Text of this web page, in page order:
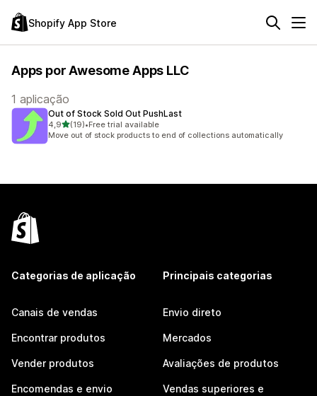
Shopify App Store
Apps por Awesome Apps LLC
1 aplicação
Out of Stock Sold Out PushLast
4,9de 5 estrelas
(19)
19 total de avaliações
•Free trial available
Move out of stock products to end of collections automatically
Categorias de aplicação
Canais de vendas
Encontrar produtos
Vender produtos
Encomendas e envio
Principais categorias
Envio direto
Mercados
Avaliações de produtos
Vendas superiores e